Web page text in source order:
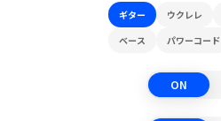
ギター ウクレレ
ベース
パワーコード
ON